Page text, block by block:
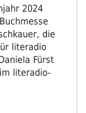
2024
die
literadio
Fürst
literadio-